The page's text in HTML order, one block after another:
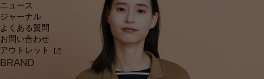
ニュース
ジャーナル
よくある質問
お問い合わせ
アウトレット
BRAND